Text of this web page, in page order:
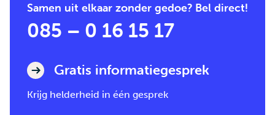
Samen uit elkaar zonder gedoe? Bel direct!
085 – 0 16 15 17
Gratis informatiegesprek
Krijg helderheid in één gesprek